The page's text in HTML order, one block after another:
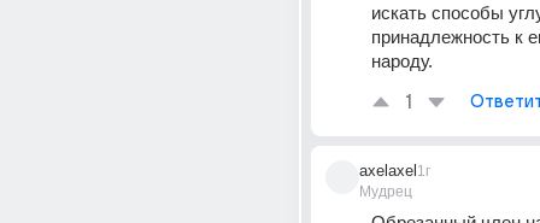
искать способы
принадлежность к
народу.
1
axelaxel
Мудрец
1г